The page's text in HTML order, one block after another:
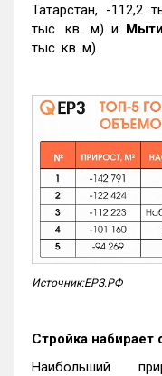
Татарстан, -112,2
тыс. кв. м) и
тыс. кв. м).
Источник:ЕРЗ.РФ
Стройка набирает
Наибольший